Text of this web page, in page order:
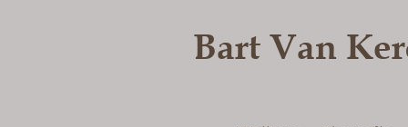
Bart Van